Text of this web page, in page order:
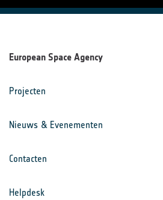
European Space Agency
Projecten
Nieuws & Evenementen
Contacten
Helpdesk